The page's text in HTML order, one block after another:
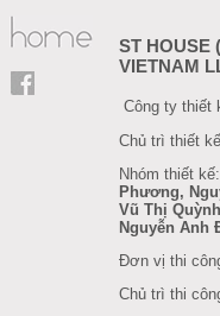
ST HOUSE
VIETNAM
Công ty thiết
Chủ trì thiết
Nhóm thiết kế:
Phương,
Vũ Thị
Nguyễn Anh
Đơn vị thi
Chủ trì thi